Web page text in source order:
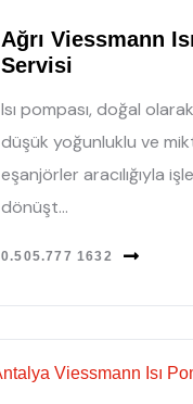
Ağrı Viessmann
Servisi
Isı pompası, doğal
düşük yoğunluklu ve
eşanjörler aracılığıyla
dönüşt...
0.505.777 1632